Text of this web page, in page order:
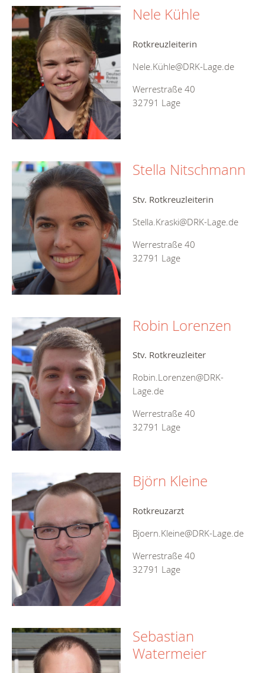
Nele Kühle
Rotkreuzleiterin
Nele.Kühle@DRK-Lage.de
Werrestraße 40
32791 Lage
Stella Nitschmann
Stv. Rotkreuzleiterin
Stella.Kraski@DRK-Lage.de
Werrestraße 40
32791 Lage
Robin Lorenzen
Stv. Rotkreuzleiter
Robin.Lorenzen@DRK-
Lage.de
Werrestraße 40
32791 Lage
Björn Kleine
Rotkreuzarzt
Bjoern.Kleine@DRK-Lage.de
Werrestraße 40
32791 Lage
Sebastian
Watermeier